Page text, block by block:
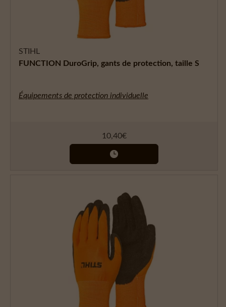
STIHL
FUNCTION DuroGrip, gants de protection, taille S
Équipements de protection individuelle
10,40€